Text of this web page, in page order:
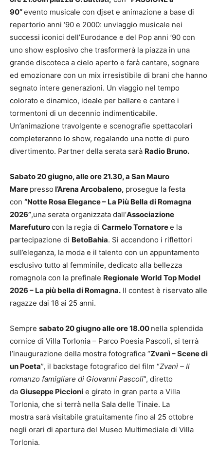
90”evento musicale con djset e animazione a base di
repertorio anni ‘90 e 2000: unviaggio musicale nei
successi iconici dell’Eurodance e del Pop anni ’90 con
uno show esplosivo che trasformerà la piazza in una
grande discoteca a cielo aperto e farà cantare, sognare
ed emozionare con un mix irresistibile di brani che hanno
segnato intere generazioni. Un viaggio nel tempo
colorato e dinamico, ideale per ballare e cantare i
tormentoni di un decennio indimenticabile.
Un’animazione travolgente e scenografie spettacolari
completeranno lo show, regalando una notte di puro
divertimento. Partner della serata sarà Radio Bruno.
Sabato 20giugno, alle ore 21.30, a San Mauro
Mare presso l’Arena Arcobaleno, prosegue la festa
con “Notte Rosa Elegance – La Più Bella di Romagna
2026”,una serata organizzata dall’Associazione
Marefuturocon la regia di Carmelo Tornatoree la
partecipazione di BetoBahia. Si accendono i riflettori
sull’eleganza, la moda e il talento con un appuntamento
esclusivo tutto al femminile, dedicato alla bellezza
romagnola con la prefinale Regionale World Top Model
2026 – La più bella di Romagna. Il contest è riservato alle
ragazze dai 18 ai 25 anni.
Sempre sabato 20 giugno alle ore 18.00 nella splendida
cornice di Villa Torlonia – Parco Poesia Pascoli, si terrà
l’inaugurazione della mostra fotografica “Zvanì – Scene di
un Poeta”, il backstage fotografico del film “Zvanì – Il
romanzo famigliare di Giovanni Pascoli”, diretto
da Giuseppe Piccioni e girato in gran parte a Villa
Torlonia, che si terrà nella Sala delle Tinaie. La
mostra sarà visitabile gratuitamente fino al 25 ottobre
negli orari di apertura del Museo Multimediale di Villa
Torlonia.